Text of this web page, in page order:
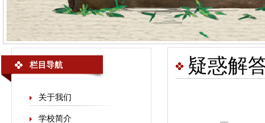
栏目导航
关于我们
学校简介
疑惑解